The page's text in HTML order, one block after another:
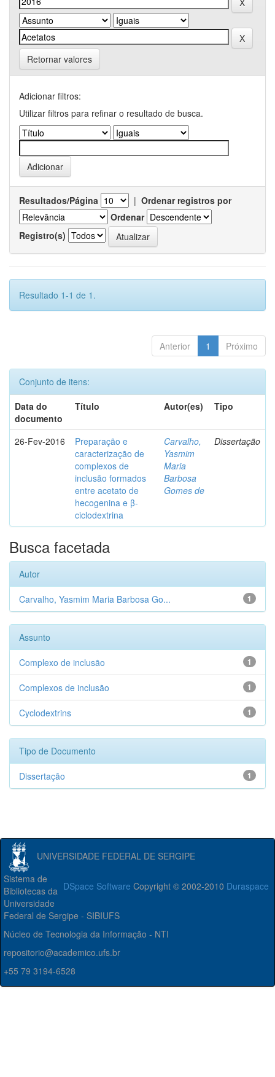
Retornar valores
Adicionar filtros:
Utilizar filtros para refinar o resultado de busca.
Resultados/Página | Ordenar registros por
Ordenar
Registro(s)
Resultado 1-1 de 1.
Anterior 1 Próximo
Conjunto de itens:
Data do
documento
Título Autor(es) Tipo
26-Fev-2016
Preparação e
caracterização de
complexos de
inclusão formados
entre acetato de
hecogenina e β-
ciclodextrina
Carvalho,
Yasmim
Maria
Barbosa
Gomes de
Dissertação
Busca facetada
Autor
1
Carvalho, Yasmim Maria Barbosa Go...
Assunto
1
Complexo de inclusão
1
Complexos de inclusão
1
Cyclodextrins
Tipo de Documento
1
Dissertação
UNIVERSIDADE FEDERAL DE SERGIPE
DSpace Software Copyright © 2002-2010 Duraspace
Sistema de
Bibliotecas da
Universidade
Federal de Sergipe - SIBIUFS
Núcleo de Tecnologia da Informação - NTI
repositorio@academico.ufs.br
+55 79 3194-6528